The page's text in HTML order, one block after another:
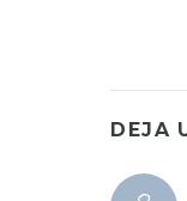
DEJA